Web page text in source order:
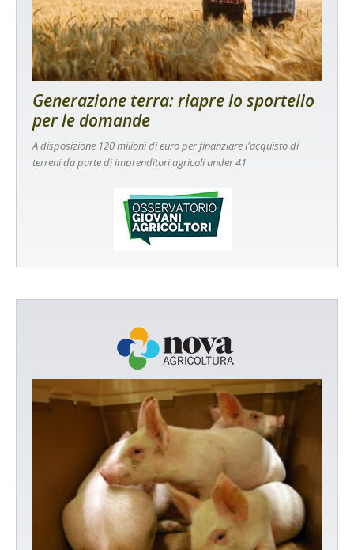
Generazione terra: riapre lo sportello
per le domande
A disposizione 120 milioni di euro per finanziare l'acquisto di
terreni da parte di imprenditori agricoli under 41